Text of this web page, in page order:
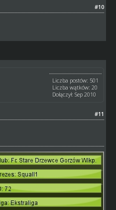
#10
Liczba postów: 501
Liczba wątków: 20
Dołączył: Sep 2010
#11